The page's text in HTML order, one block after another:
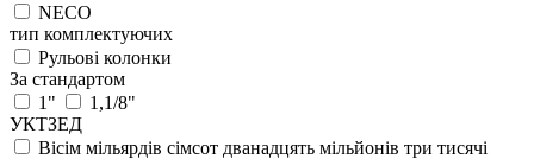
NECO
тип комплектуючих
Рульові колонки
За стандартом
1"
1,1/8"
УКТЗЕД
Вісім мільярдів сімсот дванадцять мільйонів три тисячі